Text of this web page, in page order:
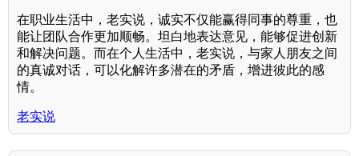
在职业生活中，老实说，诚实不仅能赢得同事的尊重，也
能让团队合作更加顺畅。坦白地表达意见，能够促进创新
和解决问题。而在个人生活中，老实说，与家人朋友之间
的真诚对话，可以化解许多潜在的矛盾，增进彼此的感
情。
老实说